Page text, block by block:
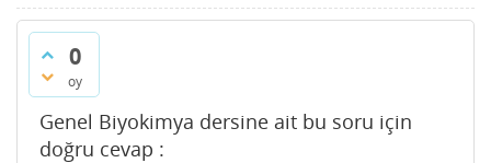
0
oy
Genel Biyokimya dersine ait bu soru için
doğru cevap :